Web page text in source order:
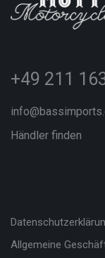
+49 211
Händler finden
Allgemeine